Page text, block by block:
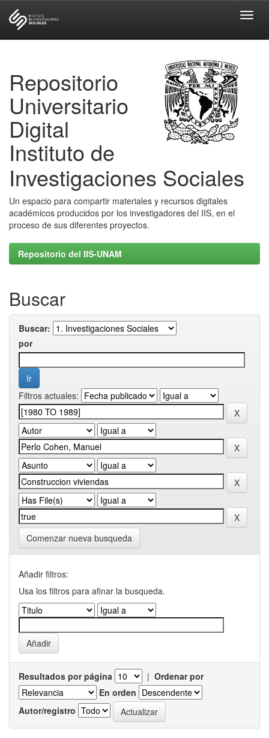
Repositorio
Universitario
Digital
Instituto de
Investigaciones Sociales
Un espacio para compartir materiales y recursos digitales
académicos producidos por los investigadores del IIS, en el
proceso de sus diferentes proyectos.
Repositorio del IIS-UNAM
Buscar
Buscar:
por
Filtros actuales:
Comenzar nueva busqueda
Añadir filtros:
Usa los filtros para afinar la busqueda.
Resultados por página | Ordenar por
En orden
Autor/registro